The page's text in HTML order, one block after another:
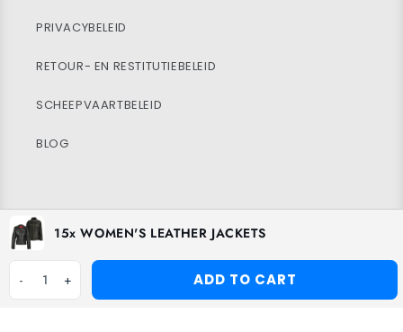
PRIVACYBELEID
RETOUR- EN RESTITUTIEBELEID
SCHEEPVAARTBELEID
BLOG
FacebookInstagram
TikTok
Betaalmethoden
15x WOMEN'S LEATHER JACKETS
- 1 + ADD TO CART